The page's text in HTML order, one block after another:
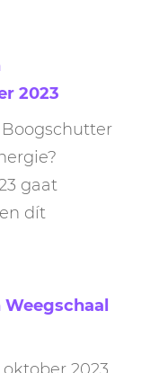
2023
gaat
dít
2023